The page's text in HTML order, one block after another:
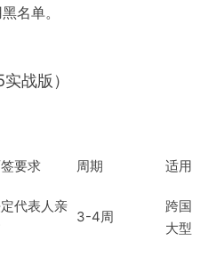
名单。
战版）
要求 周期 适用
代表人亲
3-4周
跨国
大型